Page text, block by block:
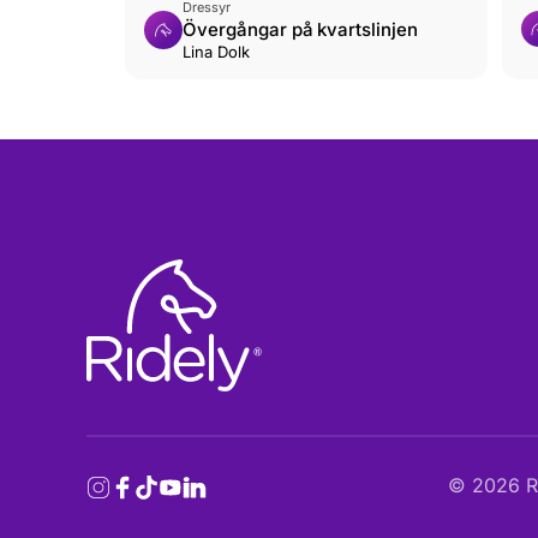
Dressyr
Övergångar på kvartslinjen
Lina Dolk
© 2026